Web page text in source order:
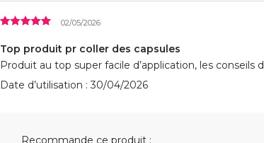
02/05/2026
Top produit pr coller des capsules
Produit au top super facile d’application, les conseils
Date d’utilisation : 30/04/2026
Recommande ce produit :